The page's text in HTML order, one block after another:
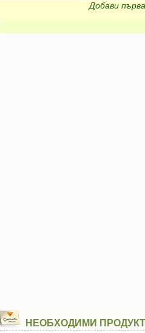
Добави
НЕОБХОДИМИ